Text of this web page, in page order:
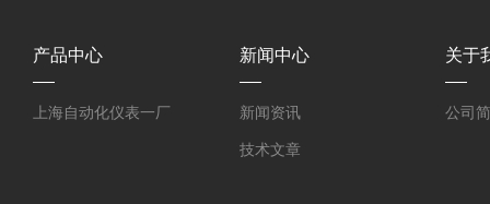
产品中心
上海自动化仪表一厂
新闻中心
新闻资讯
技术文章
关于
公司